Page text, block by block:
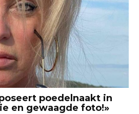
poedelnaakt in
en gewaagde foto!»